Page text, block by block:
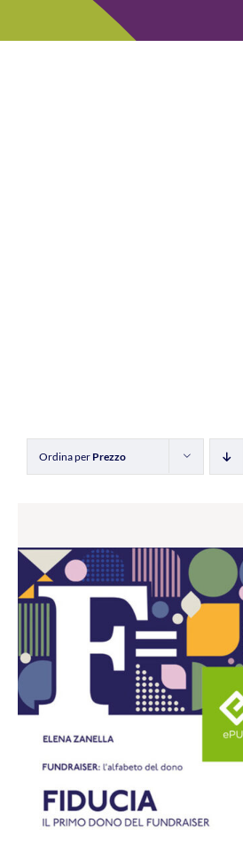
Ordina per Prezzo